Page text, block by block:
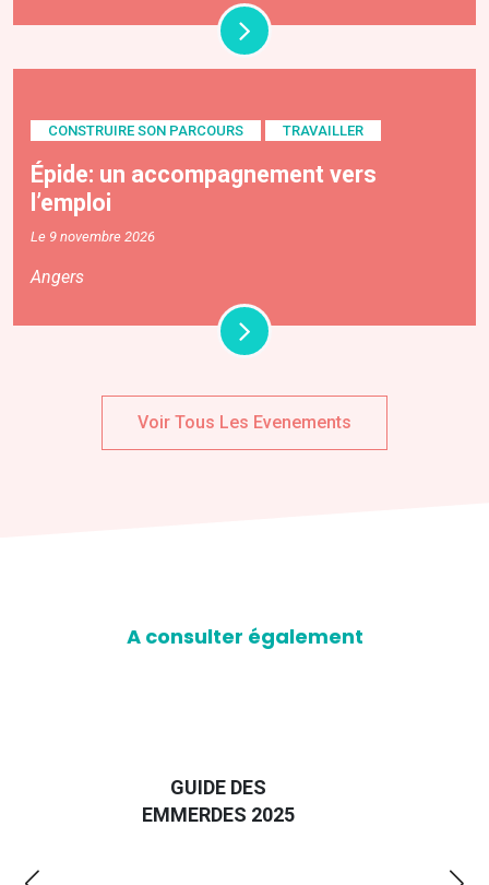
CONSTRUIRE SON PARCOURS TRAVAILLER
Épide: un accompagnement vers
l’emploi
Le 9 novembre 2026
Angers
Voir Tous Les Evenements
A consulter également
GUIDE DES
EMMERDES 2025